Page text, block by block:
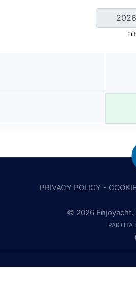
PRIVACY POLICY-
© 2026 Enjoyacht.